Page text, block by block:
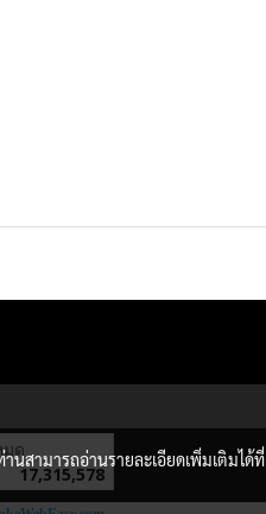
12,947
นสามารถอ่านรายละเอียดเพิ่มเติมได้ที่